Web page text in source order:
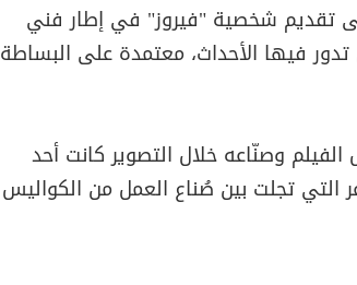
تقديم شخصية "فيروز" في إطار فني
تدور فيها الأحداث، معتمدة على البساطة
وصنّاعه خلال التصوير كانت أحد
التي تجلت بين صُناع العمل من الكواليس